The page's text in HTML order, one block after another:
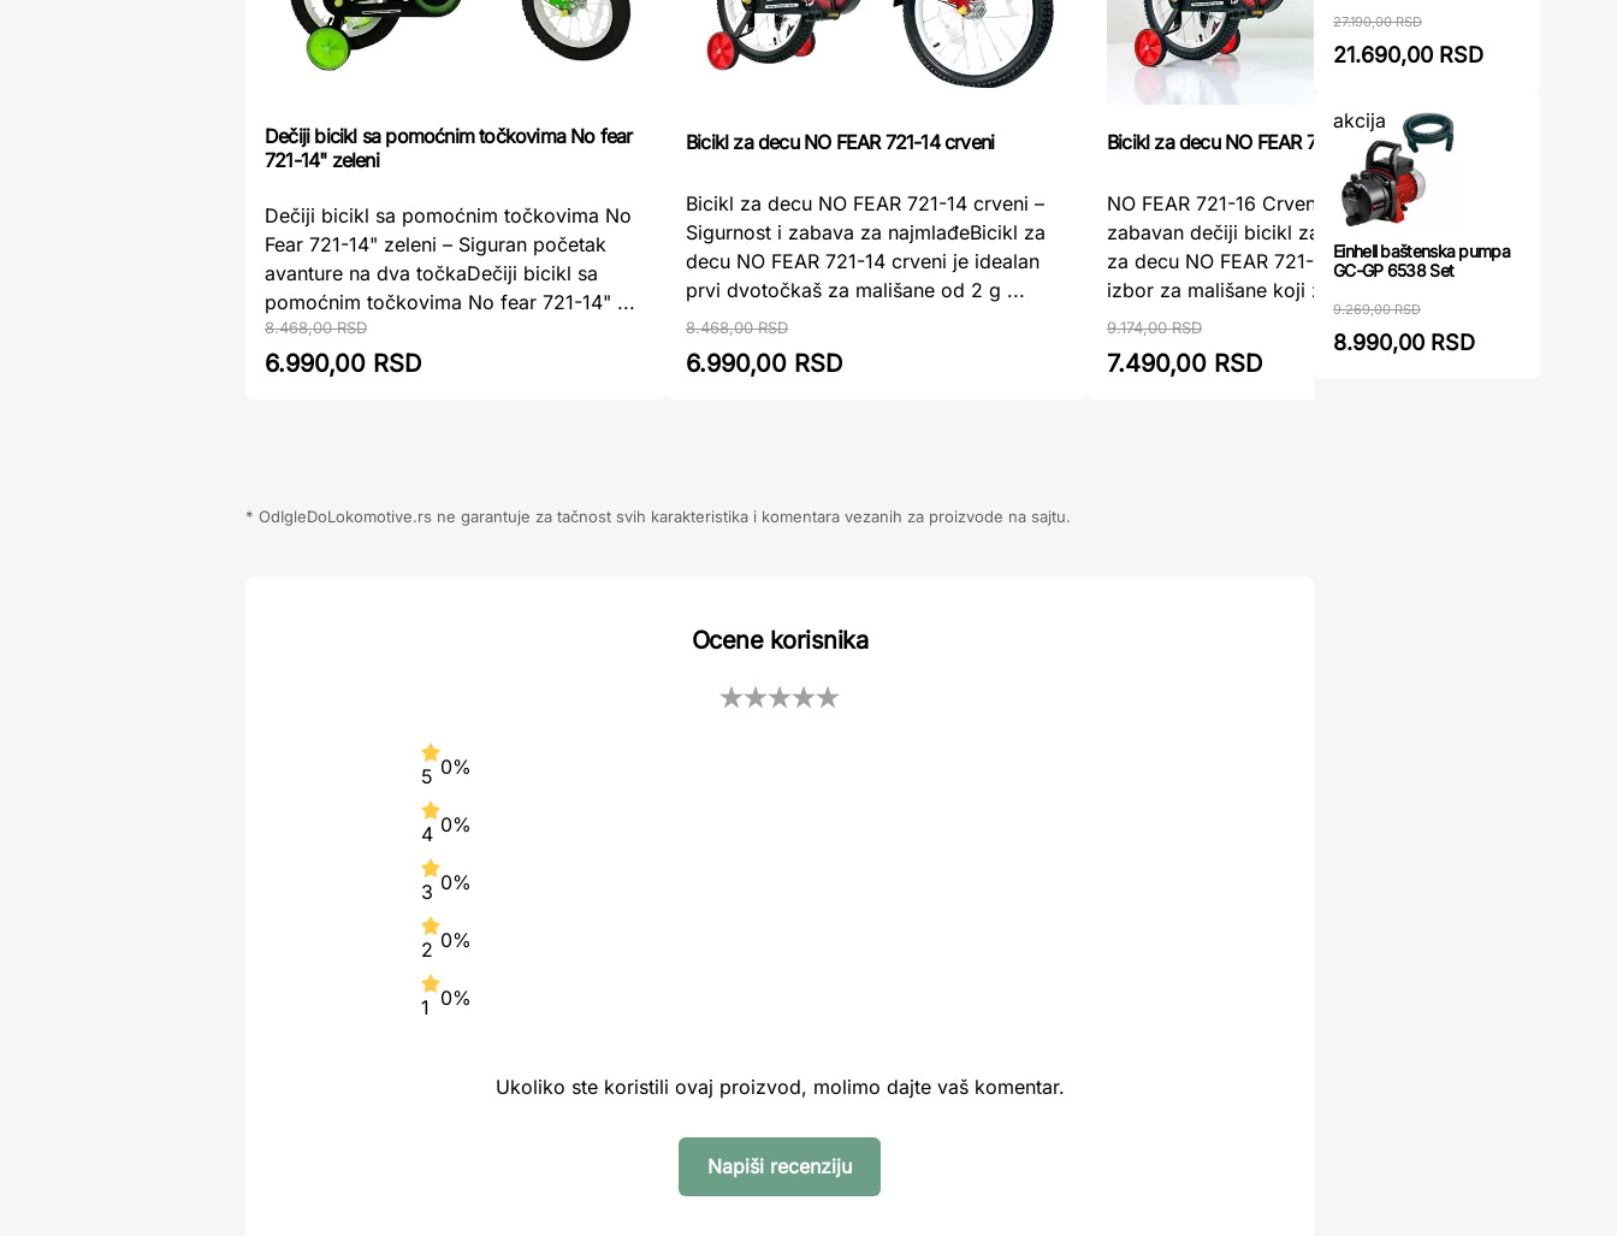
Dečiji bicikl sa pomoćnim točkovima No fear
721-14" zeleni
Dečiji bicikl sa pomoćnim točkovima No
Fear 721-14" zeleni – Siguran početak
avanture na dva točkaDečiji bicikl sa
pomoćnim točkovima No fear 721-14" ...
8.468,00 RSD
6.990,00 RSD
Bicikl za decu NO FEAR 721-14 crveni
Bicikl za decu NO FEAR 721-14 crveni –
Sigurnost i zabava za najmlađeBicikl za
decu NO FEAR 721-14 crveni je idealan
prvi dvotočkaš za mališane od 2 g ...
8.468,00 RSD
6.990,00 RSD
Bicikl za decu NO FEAR 721-16 crveni
NO FEAR 721-16 Crveni - Siguran i
zabavan dečiji bicikl za početnikeBicikl
za decu NO FEAR 721-16 crveni je idealan
izbor za mališane koji žele da sav ...
9.174,00 RSD
7.490,00 RSD
* OdIgleDoLokomotive.rs ne garantuje za tačnost svih karakteristika i komentara vezanih za proizvode na sajtu.
Ocene korisnika
5 0%
4 0%
3 0%
2 0%
1 0%
Ukoliko ste koristili ovaj proizvod, molimo dajte vaš komentar.
Napiši recenziju
27.190,00 RSD
21.690,00 RSD
akcija
Einhell baštenska pumpa
GC-GP 6538 Set
9.269,00 RSD
8.990,00 RSD